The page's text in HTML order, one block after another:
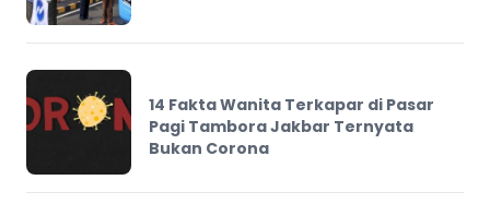
14 Fakta Wanita Terkapar di Pasar
Pagi Tambora Jakbar Ternyata
Bukan Corona